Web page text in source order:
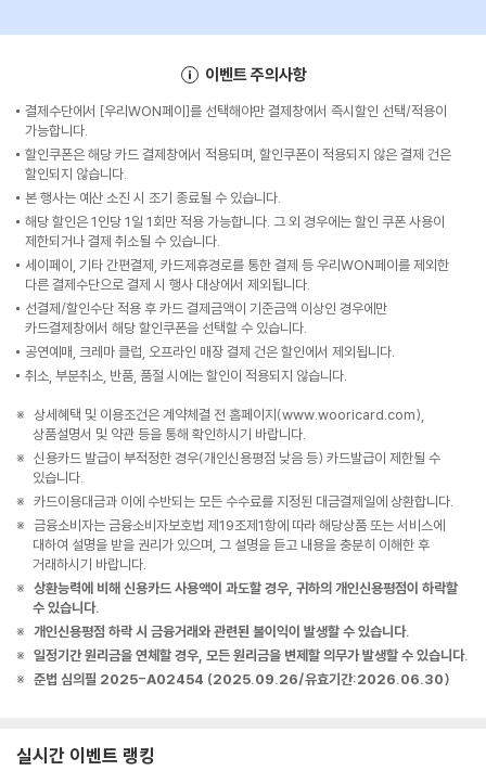
이벤트 주의사항
결제수단에서 [우리WON페이]를 선택해야만 결제창에서 즉시할인 선택/적용이
가능합니다.
할인쿠폰은 해당 카드 결제창에서 적용되며, 할인쿠폰이 적용되지 않은 결제 건은
할인되지 않습니다.
본 행사는 예산 소진 시 조기 종료될 수 있습니다.
해당 할인은 1인당 1일 1회만 적용 가능합니다. 그 외 경우에는 할인 쿠폰 사용이
제한되거나 결제 취소될 수 있습니다.
세이페이, 기타 간편결제, 카드제휴경로를 통한 결제 등 우리WON페이를 제외한
다른 결제수단으로 결제 시 행사 대상에서 제외됩니다.
선결제/할인수단 적용 후 카드 결제금액이 기준금액 이상인 경우에만
카드결제창에서 해당 할인쿠폰을 선택할 수 있습니다.
공연예매, 크레마 클럽, 오프라인 매장 결제 건은 할인에서 제외됩니다.
취소, 부분취소, 반품, 품절 시에는 할인이 적용되지 않습니다.
상세혜택 및 이용조건은 계약체결 전 홈페이지(www.wooricard.com),
상품설명서 및 약관 등을 통해 확인하시기 바랍니다.
신용카드 발급이 부적정한 경우(개인신용평점 낮음 등) 카드발급이 제한될 수
있습니다.
카드이용대금과 이에 수반되는 모든 수수료를 지정된 대금결제일에 상환합니다.
금융소비자는 금융소비자보호법 제19조제1항에 따라 해당상품 또는 서비스에
대하여 설명을 받을 권리가 있으며, 그 설명을 듣고 내용을 충분히 이해한 후
거래하시기 바랍니다.
상환능력에 비해 신용카드 사용액이 과도할 경우, 귀하의 개인신용평점이 하락할
수 있습니다.
개인신용평점 하락 시 금융거래와 관련된 불이익이 발생할 수 있습니다.
일정기간 원리금을 연체할 경우, 모든 원리금을 변제할 의무가 발생할 수 있습니다.
준법 심의필 2025-A02454 (2025.09.26/유효기간:2026.06.30)
실시간 이벤트 랭킹